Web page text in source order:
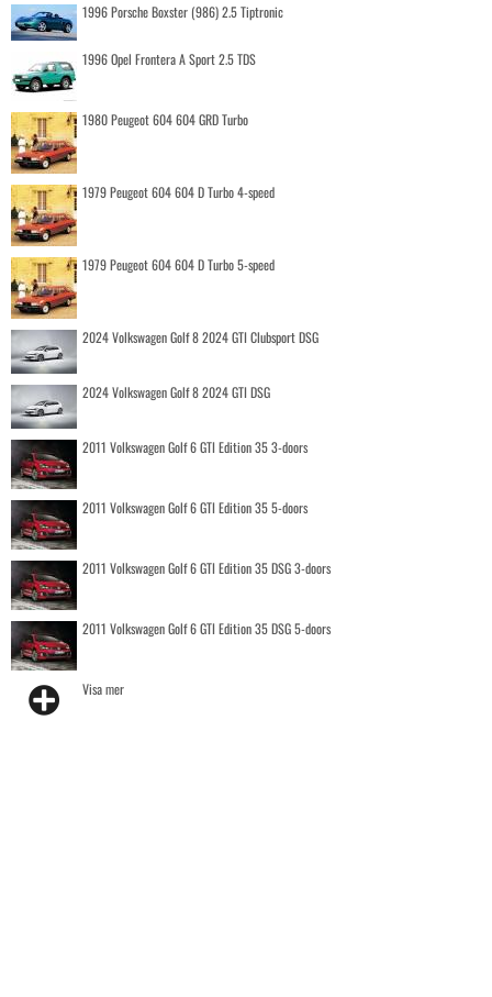
1996 Porsche Boxster (986) 2.5 Tiptronic
1996 Opel Frontera A Sport 2.5 TDS
1980 Peugeot 604 604 GRD Turbo
1979 Peugeot 604 604 D Turbo 4-speed
1979 Peugeot 604 604 D Turbo 5-speed
2024 Volkswagen Golf 8 2024 GTI Clubsport DSG
2024 Volkswagen Golf 8 2024 GTI DSG
2011 Volkswagen Golf 6 GTI Edition 35 3-doors
2011 Volkswagen Golf 6 GTI Edition 35 5-doors
2011 Volkswagen Golf 6 GTI Edition 35 DSG 3-doors
2011 Volkswagen Golf 6 GTI Edition 35 DSG 5-doors
Visa mer